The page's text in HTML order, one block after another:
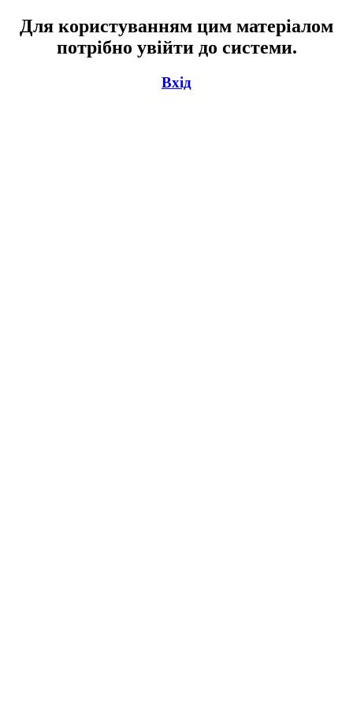
Для користуванням цим матеріалом
потрібно увійти до системи.
Вхід